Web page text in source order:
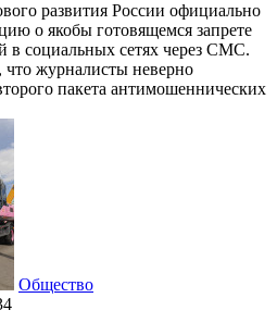
развития России официально
о якобы готовящемся запрете
в социальных сетях через СМС.
что журналисты неверно
пакета антимошеннических
Общество